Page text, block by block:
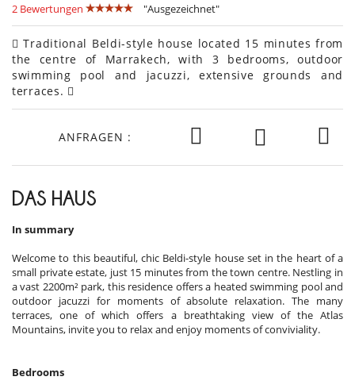
2 Bewertungen "Ausgezeichnet"
Traditional Beldi-style house located 15 minutes from
the centre of Marrakech, with 3 bedrooms, outdoor
swimming pool and jacuzzi, extensive grounds and
terraces.
ANFRAGEN :
DAS HAUS
In summary
Welcome to this beautiful, chic Beldi-style house set in the heart of a
small private estate, just 15 minutes from the town centre. Nestling in
a vast 2200m² park, this residence offers a heated swimming pool and
outdoor jacuzzi for moments of absolute relaxation. The many
terraces, one of which offers a breathtaking view of the Atlas
Mountains, invite you to relax and enjoy moments of conviviality.
Bedrooms